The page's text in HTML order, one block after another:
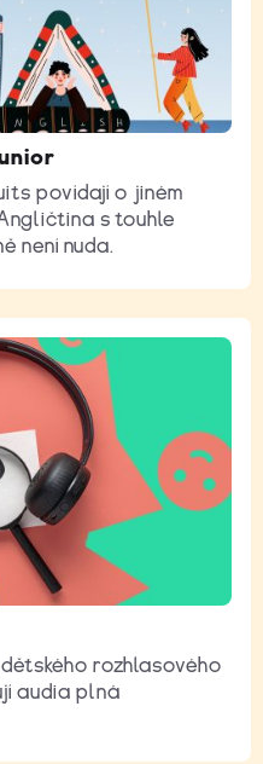
povídají o jiném
s touhle
není nuda.
rozhlasového
audia plná